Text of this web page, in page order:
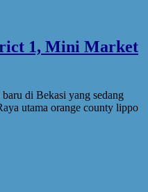
1, Mini Market
di Bekasi yang sedang
utama orange county lippo